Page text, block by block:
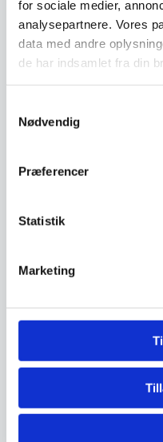
for sociale medier,
analysepartnere. Vores
data med andre
de har indsamlet fra din
Nødvendig
Præferencer
Statistik
Marketing
Vi prismatcher - Klik
Relaterede
Flot, klassisk havestol i metal
med massive træstave. Stolen
999,00DKKDen
var:
999,00 DKK.
pris